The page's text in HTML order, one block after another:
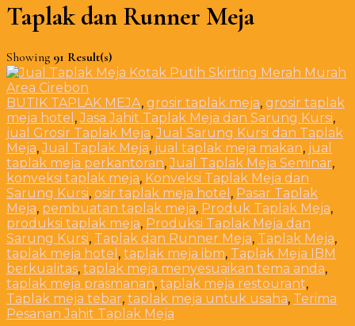
Taplak dan Runner Meja
Showing 91 Result(s)
BUTIK TAPLAK MEJA, grosir taplak meja, grosir taplak
meja hotel ,Jasa Jahit Taplak Meja dan Sarung Kursi,
jual Grosir Taplak Meja,Jual Sarung Kursi dan Taplak
Meja,Jual Taplak Meja, jual taplak meja makan, jual
taplak meja perkantoran,Jual Taplak Meja Seminar,
konveksi taplak meja, Konveksi Taplak Meja dan
Sarung Kursi, osir taplak meja hotel , Pasar Taplak
Meja, pembuatan taplak meja, Produk Taplak Meja,
produksi taplak meja, Produksi Taplak Meja dan
Sarung Kursi, Taplak dan Runner Meja, Taplak Meja,
taplak meja hotel , taplak meja ibm, Taplak Meja IBM
berkualitas, taplak meja menyesuaikan tema anda,
taplak meja prasmanan, taplak meja restourant,
Taplak meja tebar, taplak meja untuk usaha, Terima
Pesanan Jahit Taplak Meja